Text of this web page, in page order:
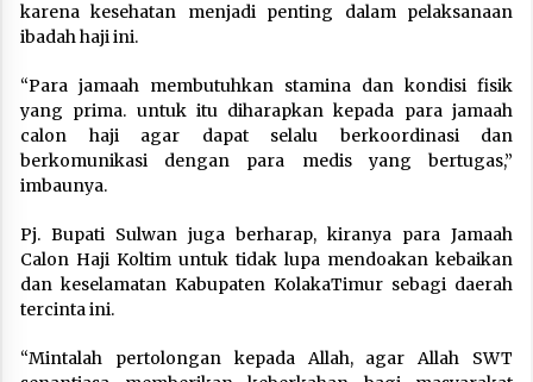
karena kesehatan menjadi penting dalam pelaksanaan
ibadah haji ini.
“Para jamaah membutuhkan stamina dan kondisi fisik
yang prima. untuk itu diharapkan kepada para jamaah
calon haji agar dapat selalu berkoordinasi dan
berkomunikasi dengan para medis yang bertugas,”
imbaunya.
Pj. Bupati Sulwan juga berharap, kiranya para Jamaah
Calon Haji Koltim untuk tidak lupa mendoakan kebaikan
dan keselamatan Kabupaten KolakaTimur sebagi daerah
tercinta ini.
“Mintalah pertolongan kepada Allah, agar Allah SWT